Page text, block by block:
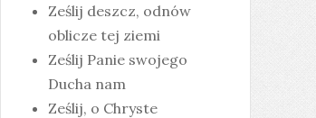
Ześlij deszcz, odnów
oblicze tej ziemi
Ześlij Panie swojego
Ducha nam
Ześlij, o Chryste